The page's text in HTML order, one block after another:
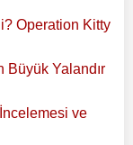
Operation Kitty
Büyük Yalandır
ve